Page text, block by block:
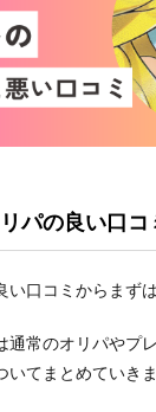
パの良い口コ
い口コミからまず
通常のオリパやプ
てまとめていきま